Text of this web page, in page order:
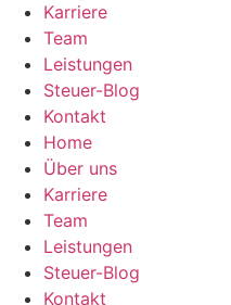
Karriere
Team
Leistungen
Steuer-Blog
Kontakt
Home
Über uns
Karriere
Team
Leistungen
Steuer-Blog
Kontakt